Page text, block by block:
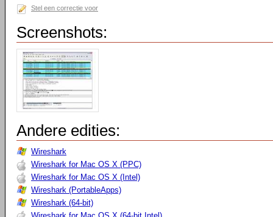
Stel een correctie voor
Screenshots:
Andere edities:
Wireshark
Wireshark for Mac OS X (PPC)
Wireshark for Mac OS X (Intel)
Wireshark (PortableApps)
Wireshark (64-bit)